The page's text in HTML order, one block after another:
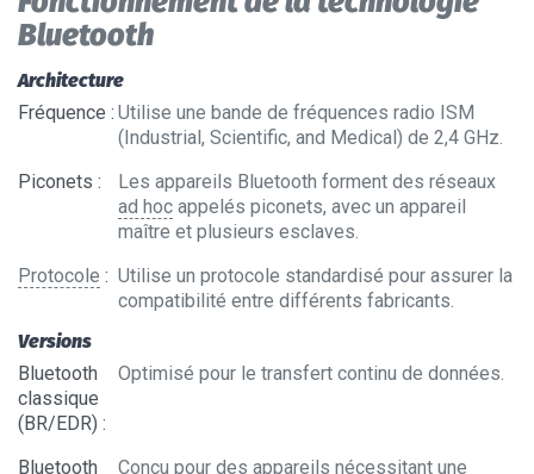
Bluetooth
Architecture
Fréquence : Utilise une bande de fréquences radio ISM
(Industrial, Scientific, and Medical) de 2,4 GHz.
Piconets :
Les appareils Bluetooth forment des réseaux
ad hocappelés piconets, avec un appareil
maître et plusieurs esclaves.
Protocole : Utilise un protocole standardisé pour assurer la
compatibilité entre différents fabricants.
Versions
Bluetooth
classique
(BR/EDR) :
Optimisé pour le transfert continu de données.
Bluetooth
Conçu pour des appareils nécessitant une